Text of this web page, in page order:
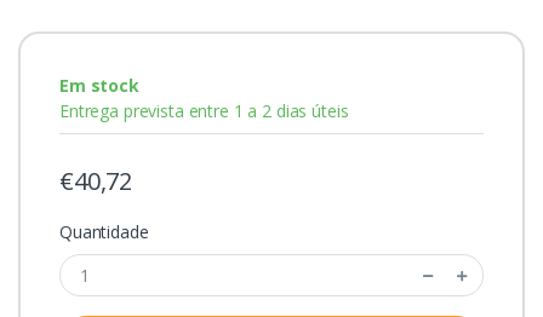
Em stock
Entrega prevista entre 1 a 2 dias úteis
€40,72
Quantidade